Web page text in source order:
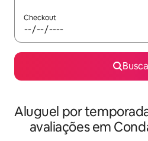
Checkout
Aluguel por
avaliações em